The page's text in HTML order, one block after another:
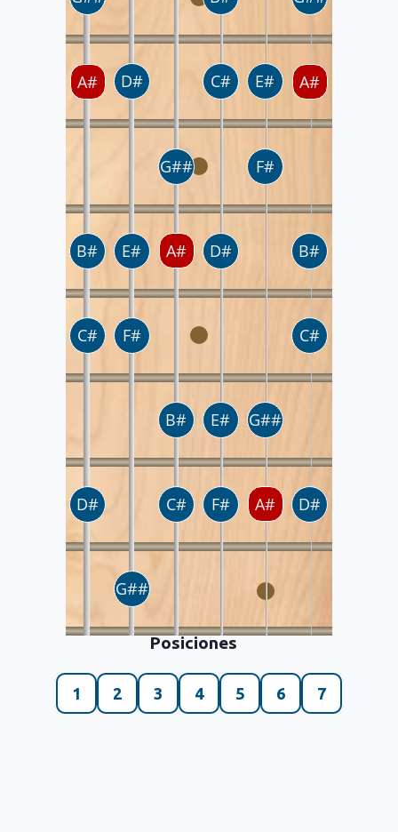
Posiciones
1 2 3 4 5 6 7